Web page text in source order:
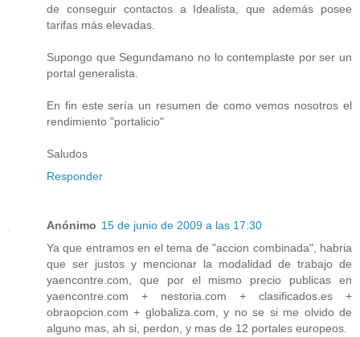
de conseguir contactos a Idealista, que además posee
tarifas más elevadas.
Supongo que Segundamano no lo contemplaste por ser un
portal generalista.
En fin este sería un resumen de como vemos nosotros el
rendimiento "portalicio"
Saludos
Responder
Anónimo 15 de junio de 2009 a las 17:30
Ya que entramos en el tema de "accion combinada", habria
que ser justos y mencionar la modalidad de trabajo de
yaencontre.com, que por el mismo precio publicas en
yaencontre.com + nestoria.com + clasificados.es +
obraopcion.com + globaliza.com, y no se si me olvido de
alguno mas, ah si, perdon, y mas de 12 portales europeos.